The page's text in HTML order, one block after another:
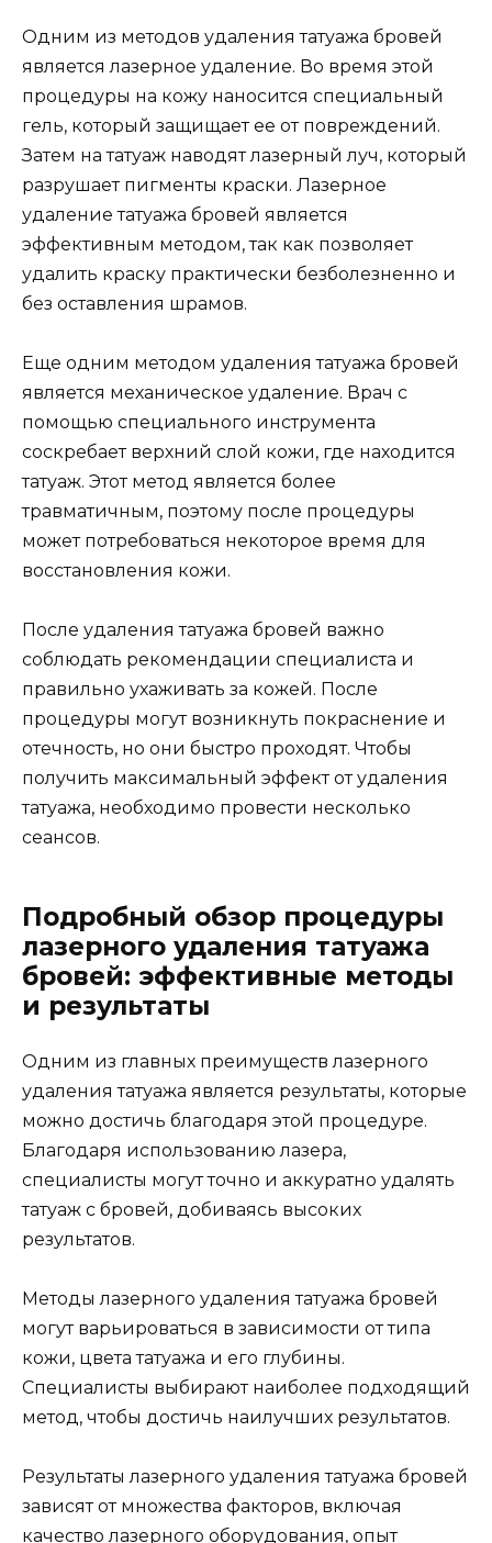
Одним из методов удаления татуажа бровей
является лазерное удаление. Во время этой
процедуры на кожу наносится специальный
гель, который защищает ее от повреждений.
Затем на татуаж наводят лазерный луч, который
разрушает пигменты краски. Лазерное
удаление татуажа бровей является
эффективным методом, так как позволяет
удалить краску практически безболезненно и
без оставления шрамов.
Еще одним методом удаления татуажа бровей
является механическое удаление. Врач с
помощью специального инструмента
соскребает верхний слой кожи, где находится
татуаж. Этот метод является более
травматичным, поэтому после процедуры
может потребоваться некоторое время для
восстановления кожи.
После удаления татуажа бровей важно
соблюдать рекомендации специалиста и
правильно ухаживать за кожей. После
процедуры могут возникнуть покраснение и
отечность, но они быстро проходят. Чтобы
получить максимальный эффект от удаления
татуажа, необходимо провести несколько
сеансов.
Подробный обзор процедуры
лазерного удаления татуажа
бровей: эффективные методы
и результаты
Одним из главных преимуществ лазерного
удаления татуажа является результаты, которые
можно достичь благодаря этой процедуре.
Благодаря использованию лазера,
специалисты могут точно и аккуратно удалять
татуаж с бровей, добиваясь высоких
результатов.
Методы лазерного удаления татуажа бровей
могут варьироваться в зависимости от типа
кожи, цвета татуажа и его глубины.
Специалисты выбирают наиболее подходящий
метод, чтобы достичь наилучших результатов.
Результаты лазерного удаления татуажа бровей
зависят от множества факторов, включая
качество лазерного оборудования, опыт